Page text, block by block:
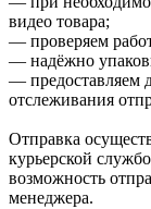
видео товара;
— проверяем
— надёжно
— предоставляем
отслеживания
Отправка
курьерской
возможность
менеджера.